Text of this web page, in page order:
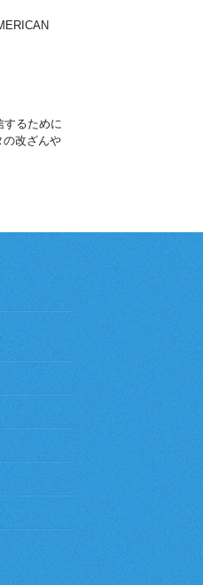
するために
の改ざんや